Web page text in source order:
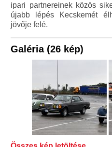
ipari partnereinek közös
újabb lépés Kecskemét
jövője felé.
Galéria (26 kép)